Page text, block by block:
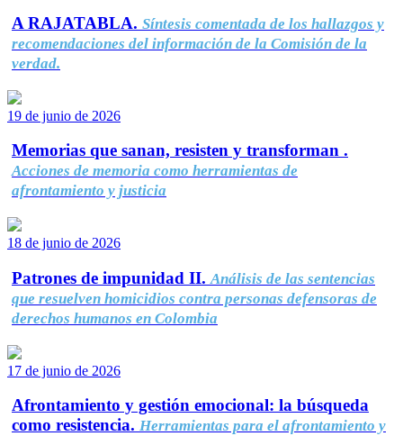
A RAJATABLA. Síntesis comentada de los hallazgos y
recomendaciones del información de la Comisión de la
verdad.
19 de junio de 2026
Memorias que sanan, resisten y transforman .
Acciones de memoria como herramientas de
afrontamiento y justicia
18 de junio de 2026
Patrones de impunidad II. Análisis de las sentencias
que resuelven homicidios contra personas defensoras de
derechos humanos en Colombia
17 de junio de 2026
Afrontamiento y gestión emocional: la búsqueda
como resistencia. Herramientas para el afrontamiento y